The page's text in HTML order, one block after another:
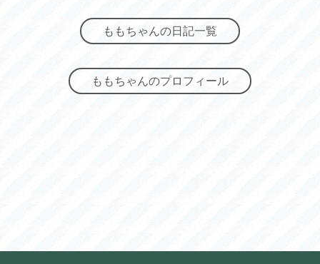
ももちゃんの日記一覧
ももちゃんのプロフィール